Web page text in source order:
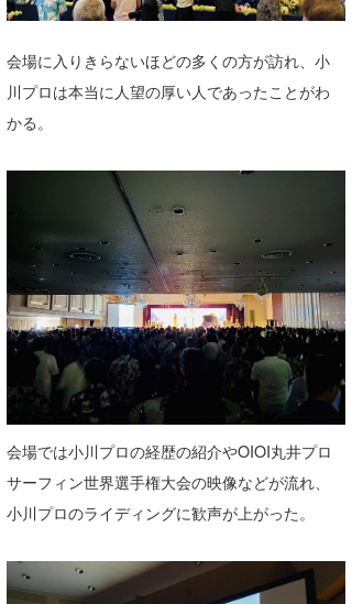
会場に入りきらないほどの多くの方が訪れ、小
川プロは本当に人望の厚い人であったことがわ
かる。
会場では小川プロの経歴の紹介やOIOI丸井プロ
サーフィン世界選手権大会の映像などが流れ、
小川プロのライディングに歓声が上がった。